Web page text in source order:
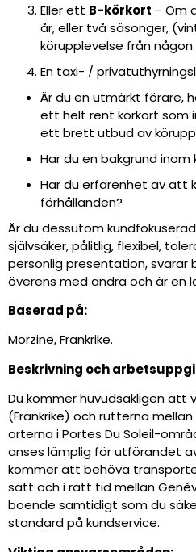
Eller ett B-körkort – Om
år, eller två säsonger,
körupplevelse från
En taxi- /
Är du en utmärkt förare,
ett helt rent körkort som
ett brett utbud av
Har du en bakgrund inom
Har du erfarenhet av att
förhållanden?
Är du dessutom
självsäker, pålitlig, flexibel,
personlig presentation, svarar
överens med andra och är en
Baserad på:
Morzine, Frankrike.
Beskrivning och
Du kommer huvudsakligen att
(Frankrike) och rutterna
orterna i Portes Du Soleil-
anses lämplig för utförandet
kommer att behöva
sätt och i rätt tid mellan
boende samtidigt som du
standard på kundservice.